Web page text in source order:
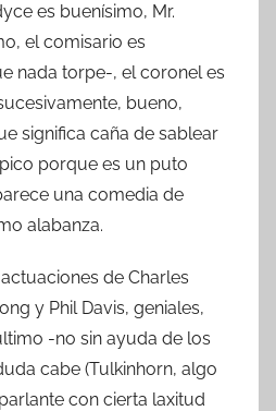
es buenísimo, Mr.
el comisario es
nada torpe-, el coronel es
bueno,
significa caña de sablear
porque es un puto
una comedia de
alabanza.
de Charles
y Phil Davis, geniales,
-no sin ayuda de los
cabe (Tulkinhorn, algo
con cierta laxitud